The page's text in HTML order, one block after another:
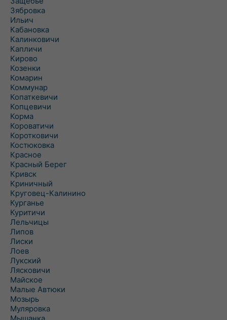
Зябровка
Ильич
Кабановка
Калинковичи
Капличи
Кирово
Козенки
Комарин
Коммунар
Копаткевичи
Копцевичи
Корма
Короватичи
Коротковичи
Костюковка
Красное
Красный Берег
Кривск
Криничный
Круговец-Калинино
Курганье
Куритичи
Лельчицы
Липов
Лиски
Лоев
Лукский
Лясковичи
Майское
Малые Автюки
Мозырь
Муляровка